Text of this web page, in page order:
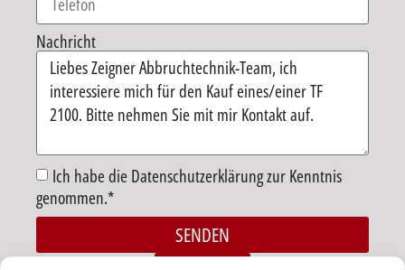
Nachricht
Ich habe die Datenschutzerklärung zur Kenntnis
genommen.*
SENDEN